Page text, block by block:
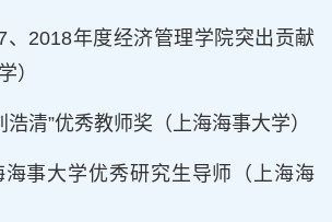
、2018年度经济管理学院突出贡献
）
浩清”优秀教师奖（上海海事大学）
海事大学优秀研究生导师（上海海